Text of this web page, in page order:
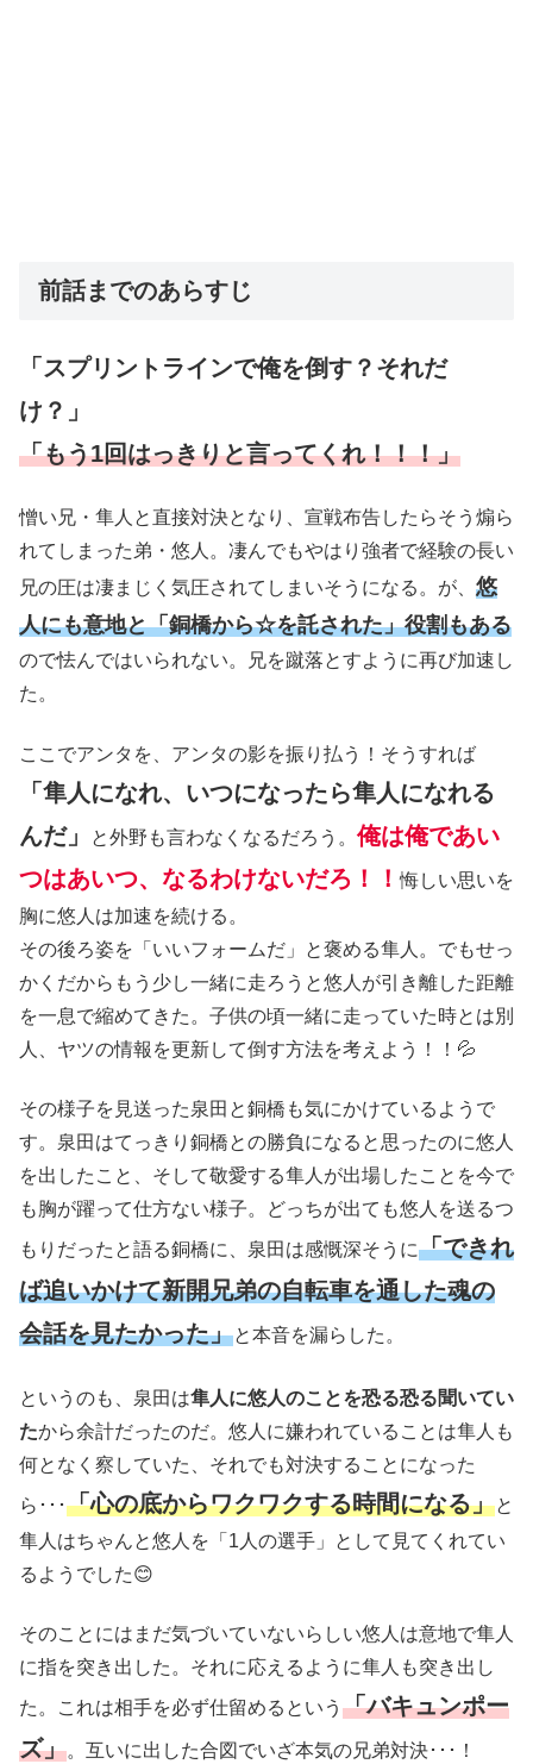
前話までのあらすじ
「スプリントラインで俺を倒す？それだ
け？」
「もう1回はっきりと言ってくれ！！！」
憎い兄・隼人と直接対決となり、宣戦布告したらそう煽ら
れてしまった弟・悠人。凄んでもやはり強者で経験の長い
兄の圧は凄まじく気圧されてしまいそうになる。が、 悠
人にも意地と「銅橋から☆を託された」役割もある
ので怯んではいられない。兄を蹴落とすように再び加速し
た。
ここでアンタを、アンタの影を振り払う！そうすれば
「隼人になれ、いつになったら隼人になれる
んだ」
と外野も言わなくなるだろう。 俺は俺であい
つはあいつ、なるわけないだろ！！悔しい思いを
胸に悠人は加速を続ける。
その後ろ姿を「いいフォームだ」と褒める隼人。でもせっ
かくだからもう少し一緒に走ろうと悠人が引き離した距離
を一息で縮めてきた。子供の頃一緒に走っていた時とは別
人、ヤツの情報を更新して倒す方法を考えよう！！💦
その様子を見送った泉田と銅橋も気にかけているようで
す。泉田はてっきり銅橋との勝負になると思ったのに悠人
を出したこと、そして敬愛する隼人が出場したことを今で
も胸が躍って仕方ない様子。どっちが出ても悠人を送るつ
もりだったと語る銅橋に、泉田は感慨深そうに「できれ
ば追いかけて新開兄弟の自転車を通した魂の
会話を見たかった」と本音を漏らした。
というのも、泉田は隼人に悠人のことを恐る恐る聞いてい
たから余計だったのだ。悠人に嫌われていることは隼人も
何となく察していた、それでも対決することになった
ら･･･「心の底からワクワクする時間になる」と
隼人はちゃんと悠人を「1人の選手」として見てくれてい
るようでした😊
そのことにはまだ気づいていないらしい悠人は意地で隼人
に指を突き出した。それに応えるように隼人も突き出し
た。これは相手を必ず仕留めるという 「バキュンポー
ズ」。互いに出した合図でいざ本気の兄弟対決･･･！